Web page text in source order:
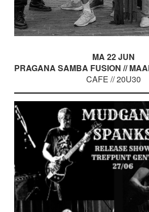
MA 22 JUN
PRAGANA SAMBA FUSION //
CAFE // 20U30